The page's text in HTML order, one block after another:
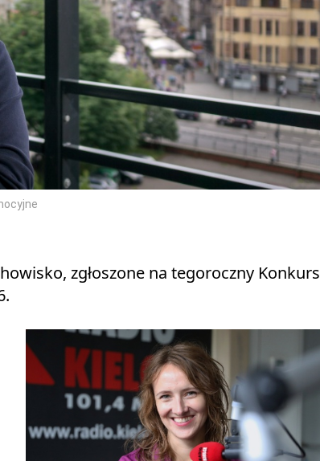
zgłoszone na tegoroczny Konkurs